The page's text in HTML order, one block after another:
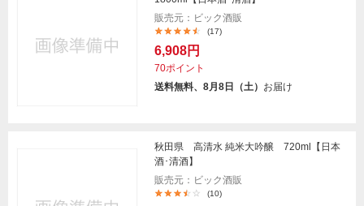
販売元：ビック酒販
(17)
6,908円
70ポイント
送料無料、8月8日（土） お届け
秋田県 高清水 純米大吟醸 720ml【日本
酒･清酒】
販売元：ビック酒販
(10)